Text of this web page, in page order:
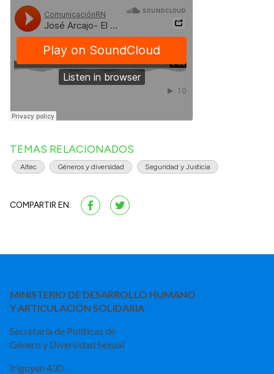
TEMAS RELACIONADOS
Altec Géneros y diversidad Seguridad y Justicia
COMPARTIR EN:
MINISTERIO DE DESARROLLO HUMANO
Y ARTICULACIÓN SOLIDARIA
Secretaría de Políticas de
Género y Diversidad Sexual
Irigoyen 430.